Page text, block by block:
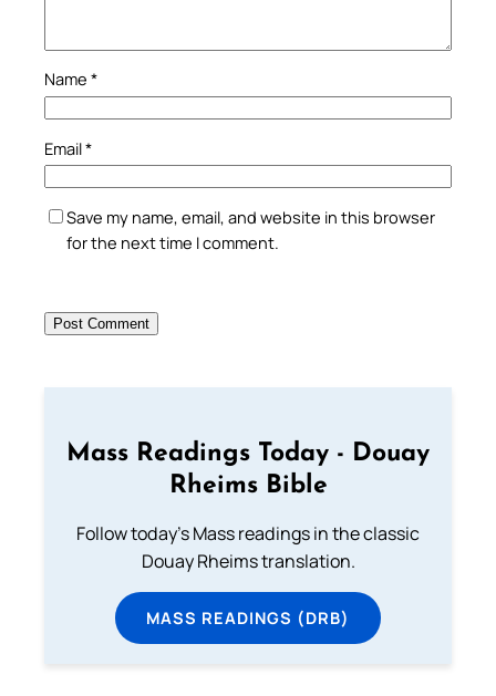
Name *
Email*
Save my name, email, and website in this browser
for the next time I comment.
Mass Readings Today - Douay
Rheims Bible
Follow today's Mass readings in the classic
Douay Rheims translation.
MASS READINGS (DRB)